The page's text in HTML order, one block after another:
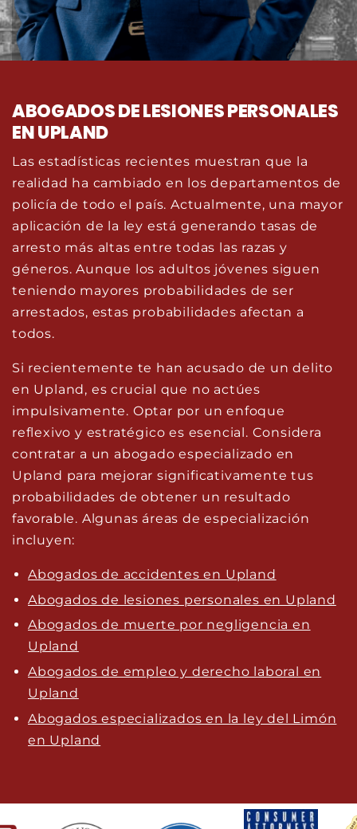
ABOGADOS DE LESIONES PERSONALES
EN UPLAND
Las estadísticas recientes muestran que la
realidad ha cambiado en los departamentos de
policía de todo el país. Actualmente, una mayor
aplicación de la ley está generando tasas de
arresto más altas entre todas las razas y
géneros. Aunque los adultos jóvenes siguen
teniendo mayores probabilidades de ser
arrestados, estas probabilidades afectan a
todos.
Si recientemente te han acusado de un delito
en Upland, es crucial que no actúes
impulsivamente. Optar por un enfoque
reflexivo y estratégico es esencial. Considera
contratar a un abogado especializado en
Upland para mejorar significativamente tus
probabilidades de obtener un resultado
favorable. Algunas áreas de especialización
incluyen:
Abogados de accidentes en Upland
Abogados de lesiones personales en Upland
Abogados de muerte por negligencia en
Upland
Abogados de empleo y derecho laboral en
Upland
Abogados especializados en la ley del Limón
en Upland